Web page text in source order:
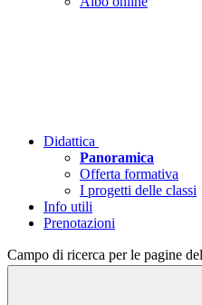
Didattica
Panoramica
Offerta formativa
I progetti delle classi
Info utili
Prenotazioni
Campo di ricerca per le pagine